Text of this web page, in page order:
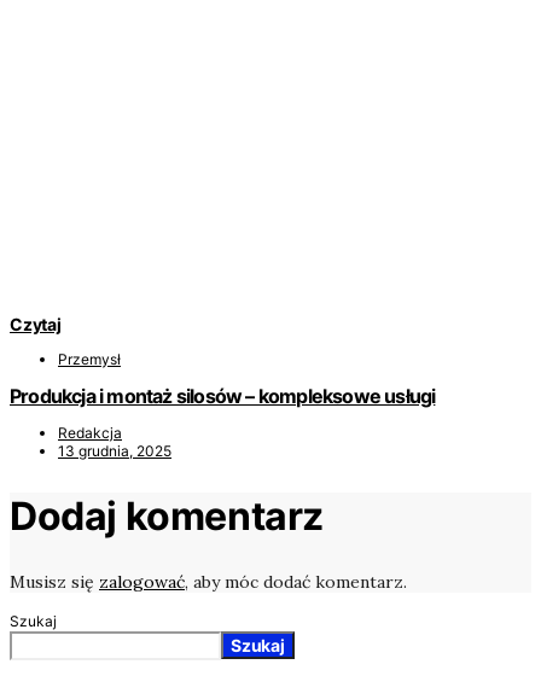
Czytaj
Przemysł
Produkcja i montaż silosów – kompleksowe usługi
Redakcja
13 grudnia, 2025
Dodaj komentarz
Musisz się zalogować, aby móc dodać komentarz.
Szukaj
Szukaj